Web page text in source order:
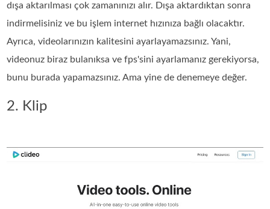
dışa aktarılması çok zamanınızı alır. Dışa aktardıktan sonra
indirmelisiniz ve bu işlem internet hızınıza bağlı olacaktır.
Ayrıca, videolarınızın kalitesini ayarlayamazsınız. Yani,
videonuz biraz bulanıksa ve fps'sini ayarlamanız gerekiyorsa,
bunu burada yapamazsınız. Ama yine de denemeye değer.
2. Klip